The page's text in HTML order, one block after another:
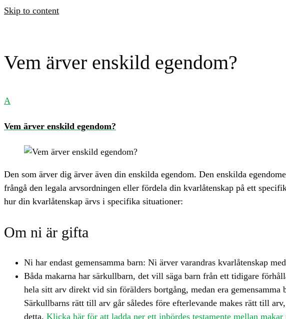
Skip to content
Vem ärver enskild egendom?
A
Vem ärver enskild egendom?
Den som ärver dig ärver även din enskilda egendom. Den enskilda
frångå den legala arvsordningen eller fördela din kvarlåtenskap på ett
hur din kvarlåtenskap ärvs i specifika situationer:
Om ni är gifta
Ni har endast gemensamma barn: Ni ärver varandras kvarlåtenskap
Båda makarna har särkullbarn, det vill säga barn från ett tidigare
hela sitt arv direkt vid sin förälders bortgång, medan era
Särkullbarns rätt till arv går således före efterlevande makes rätt till
detta. Klicka här för att ladda ner ett inbördes testamente mellan